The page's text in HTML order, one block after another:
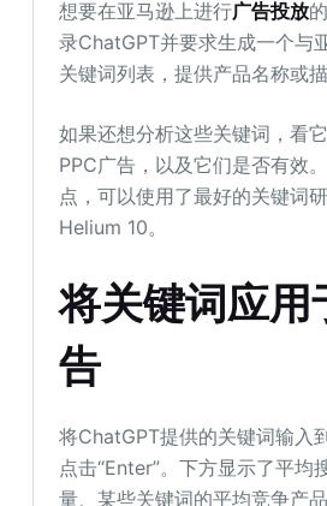
想要在亚马逊上进行广告投放
录ChatGPT并要求生成一个与
关键词列表，提供产品名称或描
如果还想分析这些关键词，看
PPC广告，以及它们是否有效
点，可以使用了最好的关键
Helium 10。
将关键词应用
告
将ChatGPT提供的关键词输入
点击“Enter”。下方显示了平均
量、某些关键词的平均竞争产